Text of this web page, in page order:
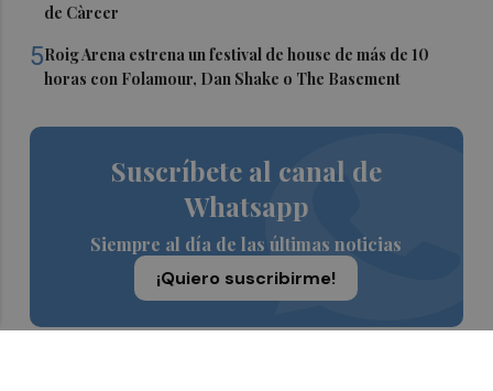
de Càrcer
5Roig Arena estrena un festival de house de más de 10
horas con Folamour, Dan Shake o The Basement
Suscríbete al canal de
Whatsapp
Siempre al día de las últimas noticias
¡Quiero suscribirme!